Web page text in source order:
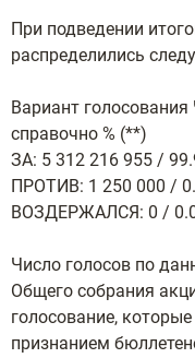
При подведении
распределились
Вариант
справочно % (**)
ЗА: 5 312 216 955 /
ПРОТИВ: 1 250 000 /
ВОЗДЕРЖАЛСЯ: 0 /
Число голосов по
Общего собрания
голосование,
признанием